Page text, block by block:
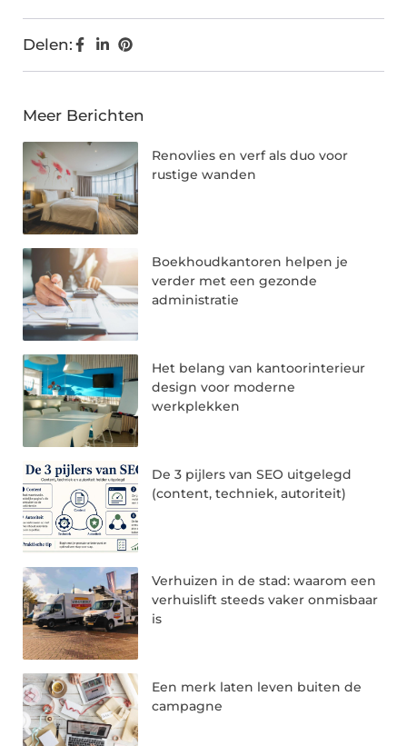
Delen:
Meer Berichten
Renovlies en verf als duo voor
rustige wanden
Boekhoudkantoren helpen je
verder met een gezonde
administratie
Het belang van kantoorinterieur
design voor moderne
werkplekken
De 3 pijlers van SEO uitgelegd
(content, techniek, autoriteit)
Verhuizen in de stad: waarom een
verhuislift steeds vaker onmisbaar
is
Een merk laten leven buiten de
campagne